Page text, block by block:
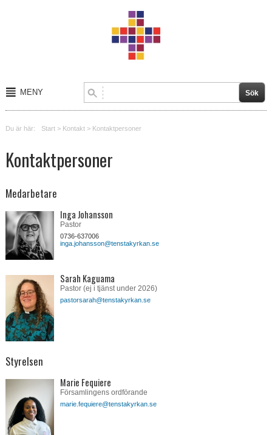
MENY
Kontakt
Verksamheter
Du är här: Start> Kontakt> Kontaktpersoner
Kontaktpersoner
Medarbetare
Inga Johansson
Pastor
0736-637006
inga.johansson@tenstakyrkan.se
Sarah Kaguama
Pastor (ej i tjänst under 2026)
pastorsarah@tenstakyrkan.se
Styrelsen
Marie Fequiere
Församlingens ordförande
marie.fequiere@tenstakyrkan.se